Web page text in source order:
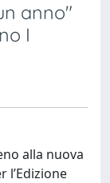
anno"
I
alla nuova
l’Edizione